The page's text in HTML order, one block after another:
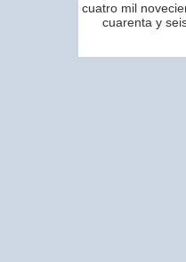
cuatro mil
cuarenta y